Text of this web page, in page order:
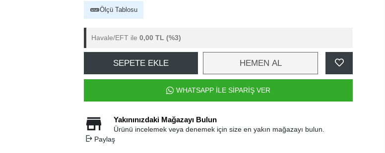
Ölçü Tablosu
Havale/EFT ile 0,00 TL (%3)
SEPETE EKLE HEMEN AL
WHATSAPP İLE SİPARİŞ VER
Yakınınızdaki Mağazayı Bulun
Ürünü incelemek veya denemek için size en yakın mağazayı bulun.
Paylaş